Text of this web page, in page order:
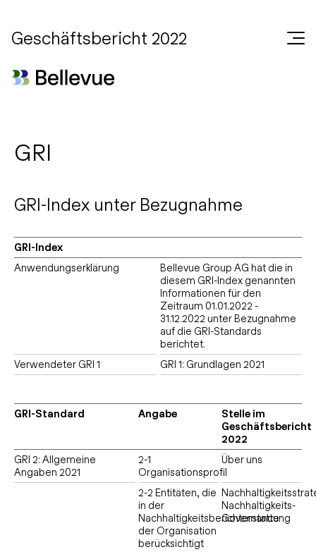
Geschäftsbericht 2022
GRI
GRI-Index unter Bezugnahme
GRI-Index
Anwendungserklärung
Bellevue Group AG hat die in
diesem GRI-Index genannten
Informationen für den
Zeitraum 01.01.2022 -
31.12.2022 unter Bezugnahme
auf die GRI-Standards
berichtet.
Verwendeter GRI 1
GRI 1: Grundlagen 2021
GRI-Standard Angabe
Stelle im
Geschäftsbericht
2022
GRI 2: Allgemeine
Angaben 2021
2-1
Organisationsprofil
Über uns
2-2 Entitäten, die
in der
Nachhaltigkeitsberichterstattung
der Organisation
berücksichtigt
Nachhaltigkeits-
Governance